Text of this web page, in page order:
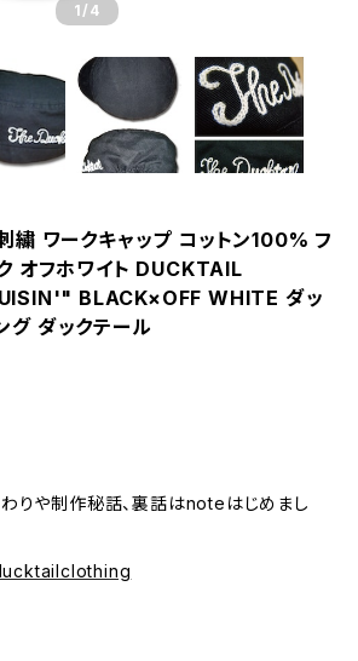
1 /4
繍 ワークキャップ コットン100% フ
オフホワイト DUCKTAIL
BLACK×OFF WHITE ダッ
グ ダックテール
わりや制作秘話、裏話はnoteはじめまし